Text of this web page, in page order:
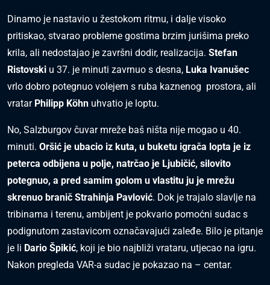
Dinamo je nastavio u žestokom ritmu, i dalje visoko
pritiskao, stvarao probleme gostima brzim jurišima preko
krila, ali nedostajao je završni dodir, realizacija. Stefan
Ristovski u 37. je minuti zavrnuo s desna, Luka Ivanušec
vrlo dobro potegnuo volejem s ruba kaznenog prostora, ali
vratar Philipp Köhn uhvatio je loptu.
No, Salzburgov čuvar mreže baš ništa nije mogao u 40.
minuti. Oršić je ubacio iz kuta, u buketu igrača lopta je iz
peterca odbijena u polje, natrčao je Ljubičić, silovito
potegnuo, a pred samim golom u vlastitu ju je mrežu
skrenuo branič Strahinja Pavlović. Dok je trajalo slavlje na
tribinama i terenu, ambijent je pokvario pomoćni sudac s
podignutom zastavicom označavajući zaleđe. Bilo je pitanje
je li Dario Špikić, koji je bio najbliži vrataru, utjecao na igru.
Nakon pregleda VAR-a sudac je pokazao na – centar.